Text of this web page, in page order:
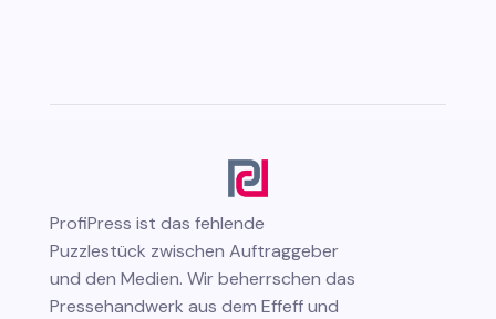
ProfiPress ist das fehlende
Puzzlestück zwischen Auftraggeber
und den Medien. Wir beherrschen das
Pressehandwerk aus dem Effeff und